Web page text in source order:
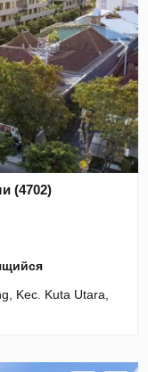
(4702)
Kec. Kuta Utara,